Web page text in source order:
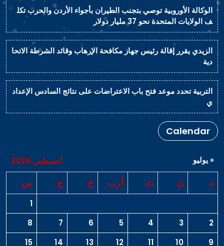
الوكالة الأوروبية توصي بتجنب الطيران بأجواء الأردن والحرب تكل
ف الولايات المتحدة نحو 37 مليار دولار
الزيدي يقرر إقالة رئيس جهاز مكافحة الإرهاب وقائد الشرطة الاتحا
دية
التربية تحدد موعد فتح باب الاعتراضات على نتائج السادس الإعداد
ي
Calendar
أغسطس 2026
د ن ث أرب خ ج س
1
2
3
4
5
6
7
8
9
10
11
12
13
14
15
« يوليو